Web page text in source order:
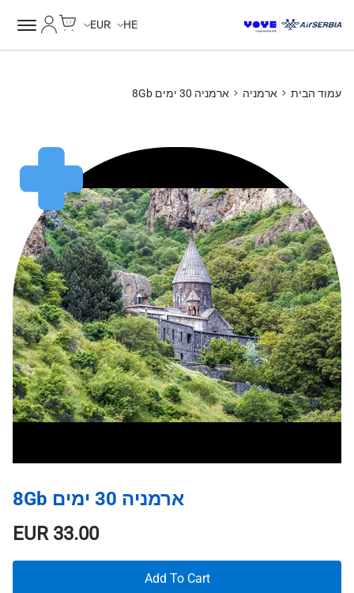
HE
EUR
עמוד הבית ארמניה ארמניה 30 ימים 8Gb
ארמניה 30 ימים 8Gb
EUR33.00
Add To Cart